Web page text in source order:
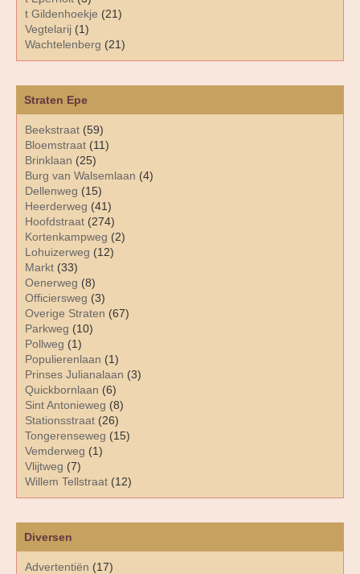
Diversen
Advertentiën (17)
Straten Epe
Beekstraat (59)
Bloemstraat (11)
Brinklaan (25)
Burg van Walsemlaan (4)
Dellenweg (15)
Heerderweg (41)
Hoofdstraat (274)
Kortenkampweg (2)
Lohuizerweg (12)
Markt (33)
Oenerweg (8)
Officiersweg (3)
Overige Straten (67)
Parkweg (10)
Pollweg (1)
Populierenlaan (1)
Prinses Julianalaan (3)
Quickbornlaan (6)
Sint Antonieweg (8)
Stationsstraat (26)
Tongerenseweg (15)
Vemderweg (1)
Vlijtweg (7)
Willem Tellstraat (12)
t Gildenhoekje (21)
Vegtelarij (1)
Wachtelenberg (21)